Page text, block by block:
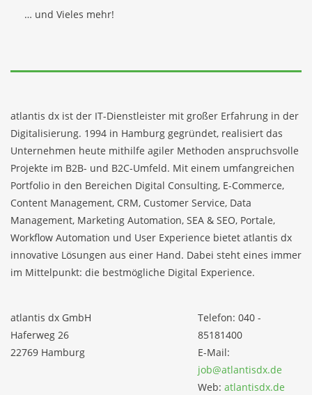
… und Vieles mehr!
atlantis dx ist der IT-Dienstleister mit großer Erfahrung in der
Digitalisierung. 1994 in Hamburg gegründet, realisiert das
Unternehmen heute mithilfe agiler Methoden anspruchsvolle
Projekte im B2B- und B2C-Umfeld. Mit einem umfangreichen
Portfolio in den Bereichen Digital Consulting, E-Commerce,
Content Management, CRM, Customer Service, Data
Management, Marketing Automation, SEA & SEO, Portale,
Workflow Automation und User Experience bietet atlantis dx
innovative Lösungen aus einer Hand. Dabei steht eines immer
im Mittelpunkt: die bestmögliche Digital Experience.
atlantis dx GmbH
Haferweg 26
22769 Hamburg
Telefon: 040 -
85181400
E-Mail:
job@atlantisdx.de
Web: atlantisdx.de